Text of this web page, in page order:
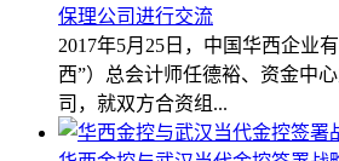
保理公司进行交流
2017年5月25日，中国华西企业
西”）总会计师任德裕、资金中
司，就双方合资组...